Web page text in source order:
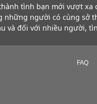
tình bạn mới vượt
người có cùng
và đối với nhiều người,
FAQ